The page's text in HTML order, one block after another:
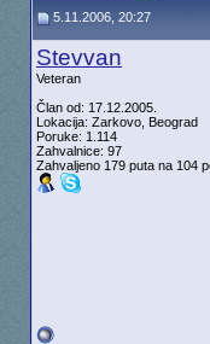
5.11.2006, 20:27
Stevvan
Veteran
Član od: 17.12.2005.
Lokacija: Zarkovo, Beograd
Poruke: 1.114
Zahvalnice: 97
Zahvaljeno 179 puta na 104